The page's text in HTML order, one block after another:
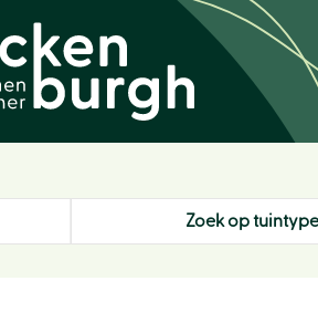
Zoek op tuintype